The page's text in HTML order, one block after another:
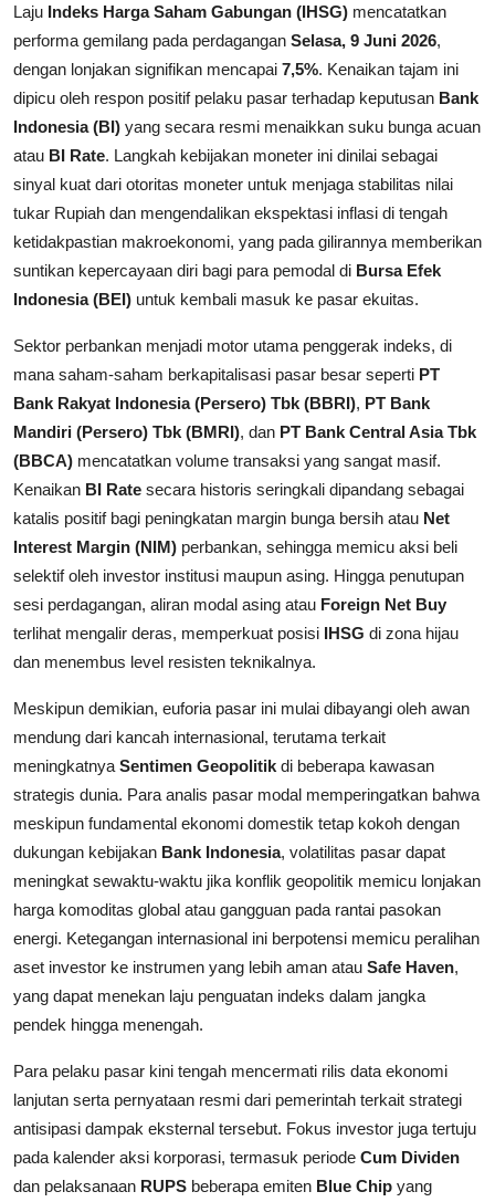
Laju Indeks Harga Saham Gabungan (IHSG) mencatatkan
performa gemilang pada perdagangan Selasa, 9 Juni 2026,
dengan lonjakan signifikan mencapai 7,5%. Kenaikan tajam ini
dipicu oleh respon positif pelaku pasar terhadap keputusan Bank
Indonesia (BI) yang secara resmi menaikkan suku bunga acuan
atau BI Rate. Langkah kebijakan moneter ini dinilai sebagai
sinyal kuat dari otoritas moneter untuk menjaga stabilitas nilai
tukar Rupiah dan mengendalikan ekspektasi inflasi di tengah
ketidakpastian makroekonomi, yang pada gilirannya memberikan
suntikan kepercayaan diri bagi para pemodal di Bursa Efek
Indonesia (BEI) untuk kembali masuk ke pasar ekuitas.
Sektor perbankan menjadi motor utama penggerak indeks, di
mana saham-saham berkapitalisasi pasar besar seperti PT
Bank Rakyat Indonesia (Persero) Tbk (BBRI), PT Bank
Mandiri (Persero) Tbk (BMRI), dan PT Bank Central Asia Tbk
(BBCA) mencatatkan volume transaksi yang sangat masif.
Kenaikan BI Rate secara historis seringkali dipandang sebagai
katalis positif bagi peningkatan margin bunga bersih atau Net
Interest Margin (NIM) perbankan, sehingga memicu aksi beli
selektif oleh investor institusi maupun asing. Hingga penutupan
sesi perdagangan, aliran modal asing atau Foreign Net Buy
terlihat mengalir deras, memperkuat posisi IHSG di zona hijau
dan menembus level resisten teknikalnya.
Meskipun demikian, euforia pasar ini mulai dibayangi oleh awan
mendung dari kancah internasional, terutama terkait
meningkatnya Sentimen Geopolitik di beberapa kawasan
strategis dunia. Para analis pasar modal memperingatkan bahwa
meskipun fundamental ekonomi domestik tetap kokoh dengan
dukungan kebijakan Bank Indonesia, volatilitas pasar dapat
meningkat sewaktu-waktu jika konflik geopolitik memicu lonjakan
harga komoditas global atau gangguan pada rantai pasokan
energi. Ketegangan internasional ini berpotensi memicu peralihan
aset investor ke instrumen yang lebih aman atau Safe Haven,
yang dapat menekan laju penguatan indeks dalam jangka
pendek hingga menengah.
Para pelaku pasar kini tengah mencermati rilis data ekonomi
lanjutan serta pernyataan resmi dari pemerintah terkait strategi
antisipasi dampak eksternal tersebut. Fokus investor juga tertuju
pada kalender aksi korporasi, termasuk periode Cum Dividen
dan pelaksanaan RUPS beberapa emiten Blue Chip yang